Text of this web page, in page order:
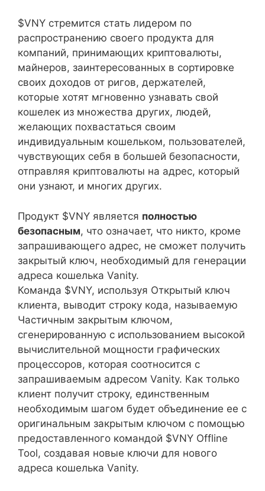
$VNY стремится стать лидером по
распространению своего продукта для
компаний, принимающих криптовалюты,
майнеров, заинтересованных в сортировке
своих доходов от ригов, держателей,
которые хотят мгновенно узнавать свой
кошелек из множества других, людей,
желающих похвастаться своим
индивидуальным кошельком, пользователей,
чувствующих себя в большей безопасности,
отправляя криптовалюты на адрес, который
они узнают, и многих других.
Продукт $VNY является полностью
безопасным, что означает, что никто, кроме
запрашивающего адрес, не сможет получить
закрытый ключ, необходимый для генерации
адреса кошелька Vanity.
Команда $VNY, используя Открытый ключ
клиента, выводит строку кода, называемую
Частичным закрытым ключом,
сгенерированную с использованием высокой
вычислительной мощности графических
процессоров, которая соотносится с
запрашиваемым адресом Vanity. Как только
клиент получит строку, единственным
необходимым шагом будет объединение ее с
оригинальным закрытым ключом с помощью
предоставленного командой $VNY Offline
Tool, создавая новые ключи для нового
адреса кошелька Vanity.